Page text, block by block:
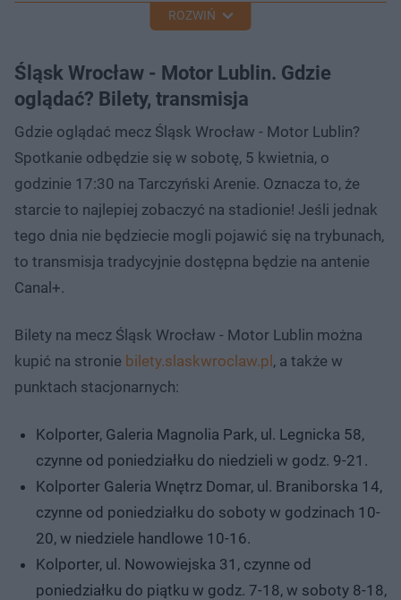
ROZWIŃ
Śląsk Wrocław - Motor Lublin. Gdzie
oglądać? Bilety, transmisja
Gdzie oglądać mecz Śląsk Wrocław - Motor Lublin?
Spotkanie odbędzie się w sobotę, 5 kwietnia, o
godzinie 17:30 na Tarczyński Arenie. Oznacza to, że
starcie to najlepiej zobaczyć na stadionie! Jeśli jednak
tego dnia nie będziecie mogli pojawić się na trybunach,
to transmisja tradycyjnie dostępna będzie na antenie
Canal+.
Bilety na mecz Śląsk Wrocław - Motor Lublin można
kupić na stronie bilety.slaskwroclaw.pl, a także w
punktach stacjonarnych:
Kolporter, Galeria Magnolia Park, ul. Legnicka 58,
czynne od poniedziałku do niedzieli w godz. 9-21.
Kolporter Galeria Wnętrz Domar, ul. Braniborska 14,
czynne od poniedziałku do soboty w godzinach 10-
20, w niedziele handlowe 10-16.
Kolporter, ul. Nowowiejska 31, czynne od
poniedziałku do piątku w godz. 7-18, w soboty 8-18,